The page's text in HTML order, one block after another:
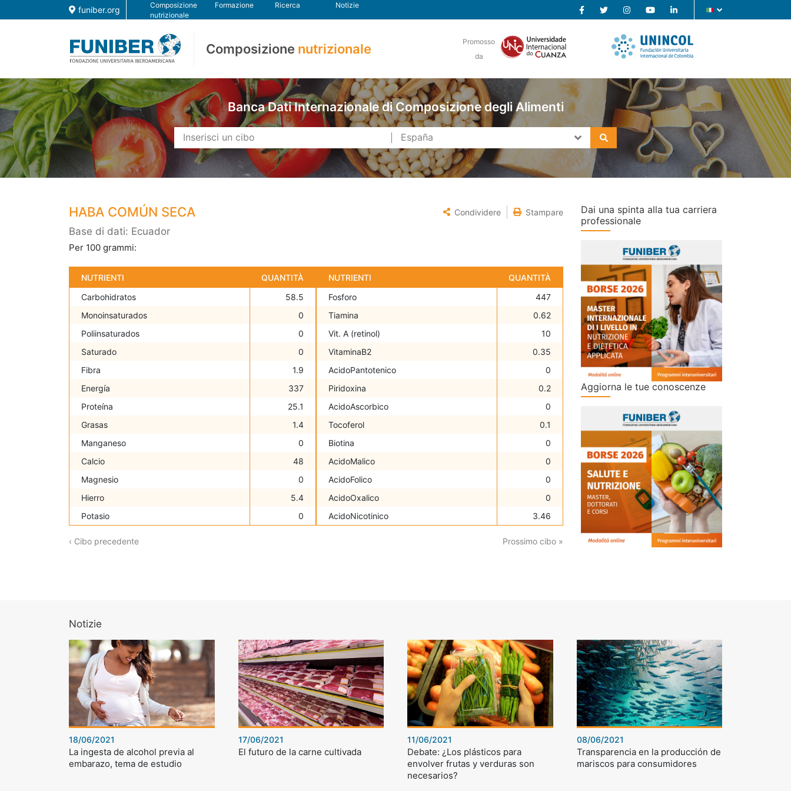
funiber.org
Composizione
nutrizionale
Formazione Ricerca Notizie
Composizione nutrizionale
Promosso
da
Banca Dati Internazionale di Composizione degli Alimenti
HABA COMÚN SECA Condividere Stampare
Base di dati: Ecuador
Per 100 grammi:
NUTRIENTI
QUANTITÀ
Carbohidratos
58.5
Monoinsaturados
0
Poliinsaturados
0
Saturado
0
Fibra
1.9
Energía
337
Proteína
25.1
Grasas
1.4
Manganeso
0
Calcio
48
Magnesio
0
Hierro
5.4
Potasio
0
NUTRIENTI
QUANTITÀ
Fosforo
447
Tiamina
0.62
Vit. A (retinol)
10
VitaminaB2
0.35
AcidoPantotenico
0
Piridoxina
0.2
AcidoAscorbico
0
Tocoferol
0.1
Biotina
0
AcidoMalico
0
AcidoFolico
0
AcidoOxalico
0
AcidoNicotinico
3.46
‹ Cibo precedente Prossimo cibo »
Dai una spinta alla tua carriera
professionale
Aggiorna le tue conoscenze
Notizie
18/06/2021
La ingesta de alcohol previa al
embarazo, tema de estudio
17/06/2021
El futuro de la carne cultivada
11/06/2021
Debate: ¿Los plásticos para
envolver frutas y verduras son
necesarios?
08/06/2021
Transparencia en la producción de
mariscos para consumidores